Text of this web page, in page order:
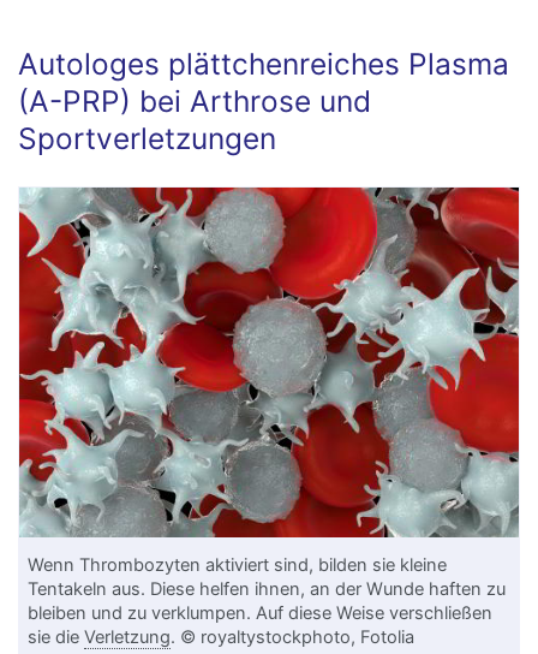
Autologes plättchenreiches Plasma
(A-PRP) bei Arthrose und
Sportverletzungen
Wenn Thrombozyten aktiviert sind, bilden sie kleine
Tentakeln aus. Diese helfen ihnen, an der Wunde haften zu
bleiben und zu verklumpen. Auf diese Weise verschließen
sie dieVerletzung. © royaltystockphoto, Fotolia